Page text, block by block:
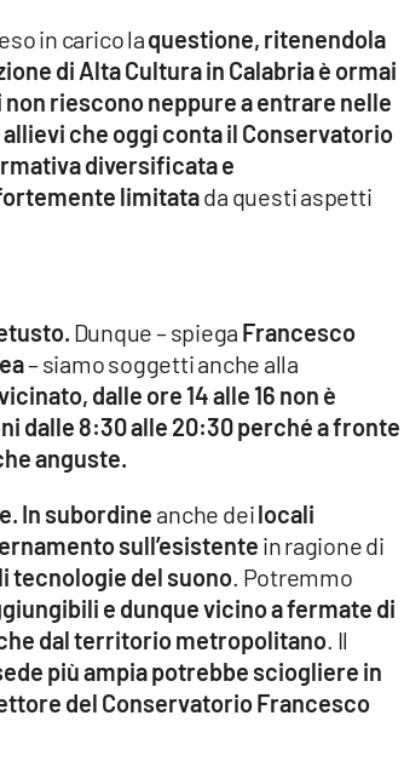
in carico laquestione, ritenendola
di Alta Cultura in Calabria è ormai
riescono neppure a entrare nelle
che oggi conta il Conservatorio
diversificata e
limitatada questi aspetti
Dunque – spiega Francesco
– siamo soggetti anche alla
dalle ore 14 alle 16 non è
dalle 8:30 alle 20:30 perché a fronte
anguste.
In subordine anche deilocali
sull’esistente in ragione di
tecnologie del suono. Potremmo
e dunque vicino a fermate di
dal territorio metropolitano. Il
più ampia potrebbe sciogliere in
del Conservatorio Francesco